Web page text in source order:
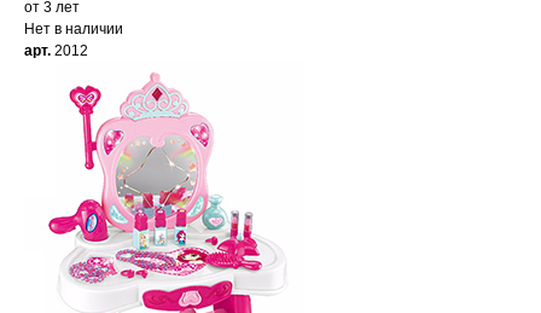
от 3 лет
Нет в наличии
арт. 2012